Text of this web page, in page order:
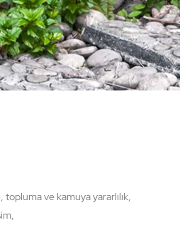
ve kamuya yararlılık,